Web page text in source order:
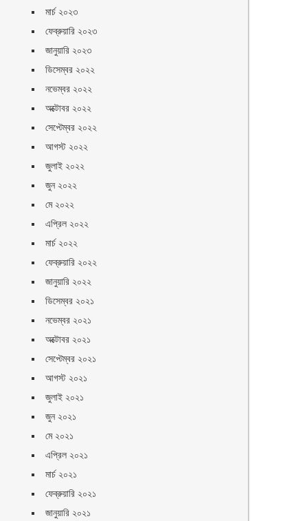
মার্চ ২০২৩
ফেব্রুয়ারি ২০২৩
জানুয়ারি ২০২৩
ডিসেম্বর ২০২২
নভেম্বর ২০২২
অক্টোবর ২০২২
সেপ্টেম্বর ২০২২
আগস্ট ২০২২
জুলাই ২০২২
জুন ২০২২
মে ২০২২
এপ্রিল ২০২২
মার্চ ২০২২
ফেব্রুয়ারি ২০২২
জানুয়ারি ২০২২
ডিসেম্বর ২০২১
নভেম্বর ২০২১
অক্টোবর ২০২১
সেপ্টেম্বর ২০২১
আগস্ট ২০২১
জুলাই ২০২১
জুন ২০২১
মে ২০২১
এপ্রিল ২০২১
মার্চ ২০২১
ফেব্রুয়ারি ২০২১
জানুয়ারি ২০২১